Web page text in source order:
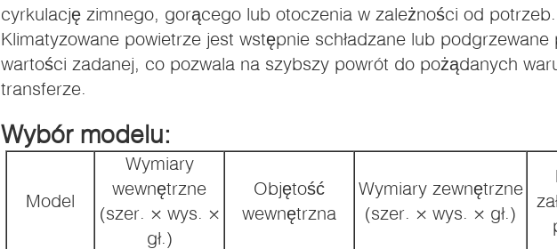
cyrkulację zimnego, gorącego lub otoczenia w zależności od potrzeb.
Klimatyzowane powietrze jest wstępnie schładzane lub podgrzewane
wartości zadanej, co pozwala na szybszy powrót do pożądanych
transferze.
Wybór modelu:
Model
Wymiary
wewnętrzne
(szer. × wys. ×
gł.)
Objętość
wewnętrzna
Wymiary zewnętrzne
(szer. × wys. × gł.)